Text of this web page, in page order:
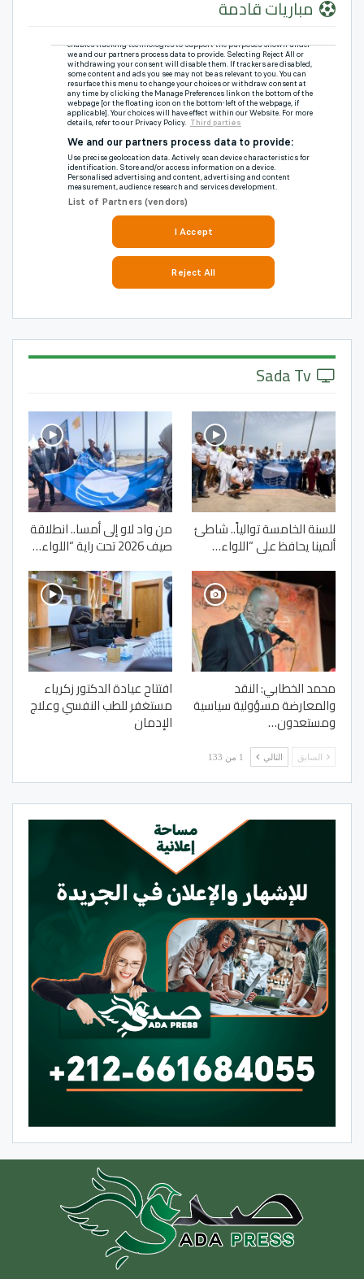
مباريات قادمة
للسنة الخامسة توالياً.. شاطئ
ألمينا يحافظ على “اللواء…
من واد لاو إلى أمسا.. انطلاقة
صيف 2026 تحت راية “اللواء…
محمد الخطابي: النقد
والمعارضة مسؤولية سياسية
ومستعدون…
افتتاح عيادة الدكتور زكرياء
مستغفر للطب النفسي وعلاج
الإدمان
السابق التالي 1 من 133